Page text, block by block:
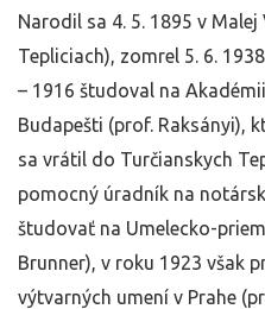
Narodil sa 4. 5. 1895 v
Tepliciach), zomrel 5. 6.
– 1916 študoval na
Budapešti (prof. Raksányi),
sa vrátil do Turčianskych
pomocný úradník na
študovať na Umelecko-
Brunner), v roku 1923 však
výtvarných umení v Prahe